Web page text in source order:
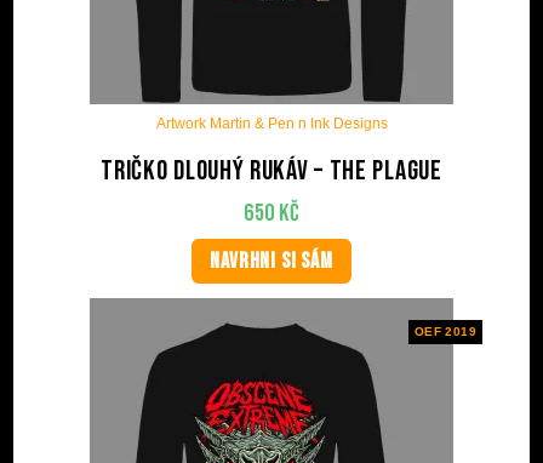
Artwork Martin & Pen n Ink Designs
Tričko dlouhý rukáv – The plague
650 Kč
NAVRHNI SI SÁM
OEF 2019